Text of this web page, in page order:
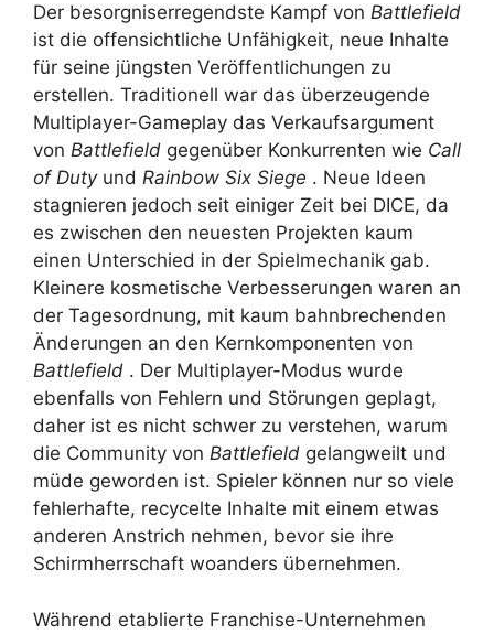
Der besorgniserregendste Kampf von Battlefield
ist die offensichtliche Unfähigkeit, neue Inhalte
für seine jüngsten Veröffentlichungen zu
erstellen. Traditionell war das überzeugende
Multiplayer-Gameplay das Verkaufsargument
von Battlefield gegenüber Konkurrenten wie Call
of Dutyund Rainbow Six Siege . Neue Ideen
stagnieren jedoch seit einiger Zeit bei DICE, da
es zwischen den neuesten Projekten kaum
einen Unterschied in der Spielmechanik gab.
Kleinere kosmetische Verbesserungen waren an
der Tagesordnung, mit kaum bahnbrechenden
Änderungen an den Kernkomponenten von
Battlefield . Der Multiplayer-Modus wurde
ebenfalls von Fehlern und Störungen geplagt,
daher ist es nicht schwer zu verstehen, warum
die Community von Battlefield gelangweilt und
müde geworden ist. Spieler können nur so viele
fehlerhafte, recycelte Inhalte mit einem etwas
anderen Anstrich nehmen, bevor sie ihre
Schirmherrschaft woanders übernehmen.
Während etablierte Franchise-Unternehmen